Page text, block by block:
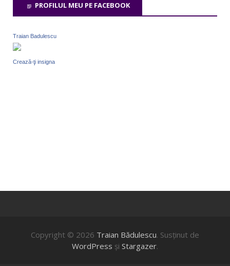
PROFILUL MEU PE FACEBOOK
Traian Badulescu
Crează-ţi insigna
Copyright © 2026 Traian Bădulescu. Susţinut de
WordPress şi Stargazer.